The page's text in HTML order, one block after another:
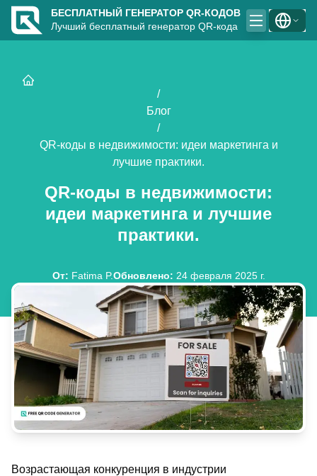
БЕСПЛАТНЫЙ ГЕНЕРАТОР QR-КОДОВ
Лучший бесплатный генератор QR-кода
/
Блог
/
QR-коды в недвижимости: идеи маркетинга и
лучшие практики.
QR-коды в недвижимости:
идеи маркетинга и лучшие
практики.
От: Fatima P.Обновлено: 24 февраля 2025 г.
Возрастающая конкуренция в индустрии